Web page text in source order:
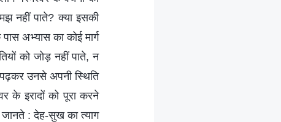
नहीं पाते? क्या इसकी
अभ्यास का कोई मार्ग
को जोड़ नहीं पाते, न
उनसे अपनी स्थिति
के इरादों को पूरा करने
: देह-सुख का त्याग